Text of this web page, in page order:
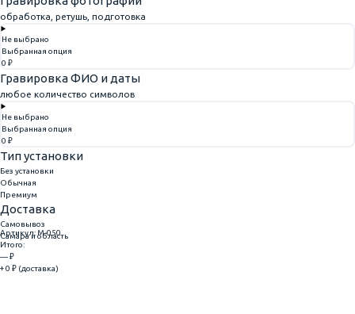
обработка, ретушь, подготовка
Не выбрано
Выбранная опция
0 ₽
Гравировка ФИО и даты
любое количество символов
Не выбрано
Выбранная опция
0 ₽
Тип установки
Без установки
Обычная
Премиум
Доставка
Самовывоз
Самара и область
Артикул: M-050
Итого:
— ₽
+ 0 ₽ (доставка)